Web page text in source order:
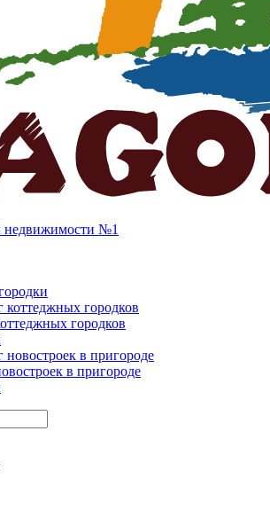
недвижимости №1
коттеджных городков
городков
новостроек в пригороде
в пригороде